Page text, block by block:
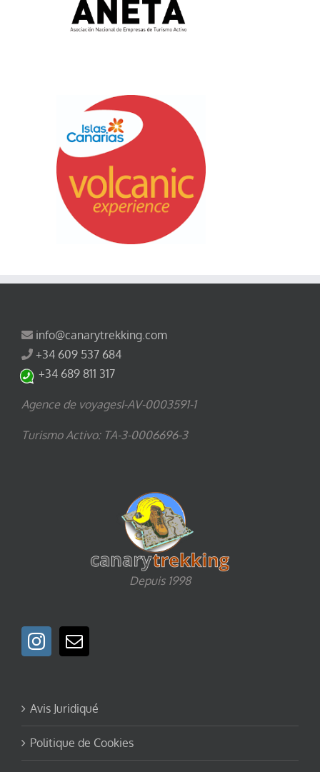
info@canarytrekking.com
+34 609 537 684
+34 689 811 317
Agence de voyagesI-AV-0003591-1
Turismo Activo: TA-3-0006696-3
Depuis 1998
Avis Juridiqué
Politique de Cookies